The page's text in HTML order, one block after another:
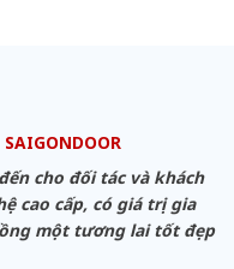
SAIGONDOOR
cho đối tác và khách
cao cấp, có giá trị gia
một tương lai tốt đẹp